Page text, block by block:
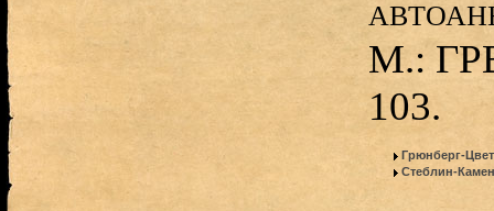
М.:
103.
Грюнберг-
Стеблин-